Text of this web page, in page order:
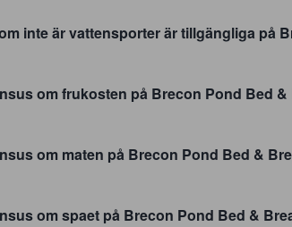
inte är vattensporter är tillgängliga på
om frukosten på Brecon Pond Bed
om maten på Brecon Pond Bed &
om spaet på Brecon Pond Bed &